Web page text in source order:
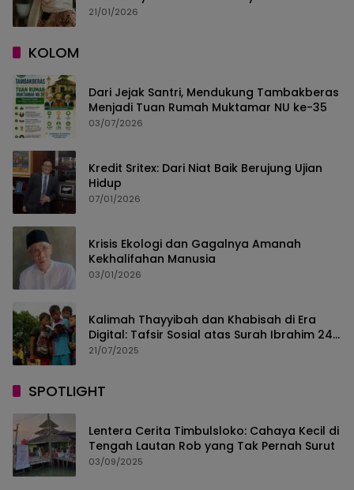
Karya Syekh Al-Buni
21/01/2026
KOLOM
Dari Jejak Santri, Mendukung Tambakberas
Menjadi Tuan Rumah Muktamar NU ke-35
03/07/2026
Kredit Sritex: Dari Niat Baik Berujung Ujian
Hidup
07/01/2026
Krisis Ekologi dan Gagalnya Amanah
Kekhalifahan Manusia
03/01/2026
Kalimah Thayyibah dan Khabisah di Era
Digital: Tafsir Sosial atas Surah Ibrahim 24–
30
21/07/2025
SPOTLIGHT
Lentera Cerita Timbulsloko: Cahaya Kecil di
Tengah Lautan Rob yang Tak Pernah Surut
03/09/2025